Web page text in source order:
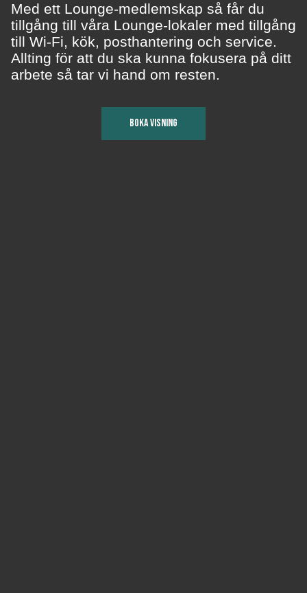
Med ett Lounge-medlemskap så får du
tillgång till våra Lounge-lokaler med tillgång
till Wi-Fi, kök, posthantering och service.
Allting för att du ska kunna fokusera på ditt
arbete så tar vi hand om resten.
BOKA VISNING